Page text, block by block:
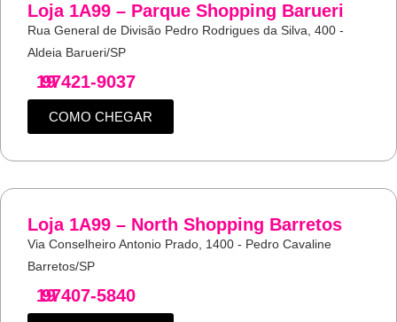
Loja 1A99 – Parque Shopping Barueri
Rua General de Divisão Pedro Rodrigues da Silva, 400 -
Aldeia Barueri/SP
19
97421-9037
COMO CHEGAR
Loja 1A99 – North Shopping Barretos
Via Conselheiro Antonio Prado, 1400 - Pedro Cavaline
Barretos/SP
19
97407-5840